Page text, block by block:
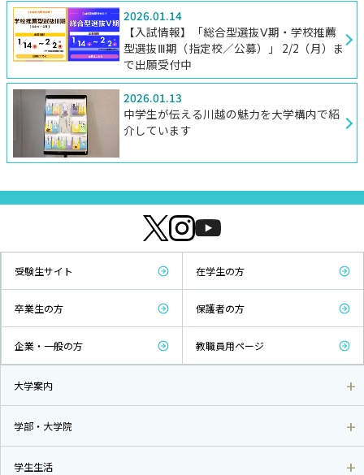
2026.01.14
【入試情報】「総合型選抜Ⅴ期・学校推薦
型選抜Ⅲ期（指定校／公募）」 2/2（月）ま
で出願受付中
2026.01.13
中学生が伝える川越の魅力を大学構内で紹
介しています
受験生サイト 在学生の方
卒業生の方 保護者の方
企業・一般の方 教職員用ページ
大学案内
学部・大学院
学生生活